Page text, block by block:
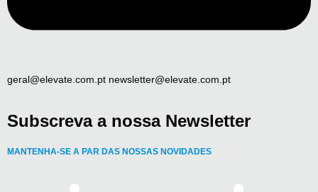
geral@elevate.com.pt newsletter@elevate.com.pt
Subscreva a nossa Newsletter
MANTENHA-SE A PAR DAS NOSSAS NOVIDADES